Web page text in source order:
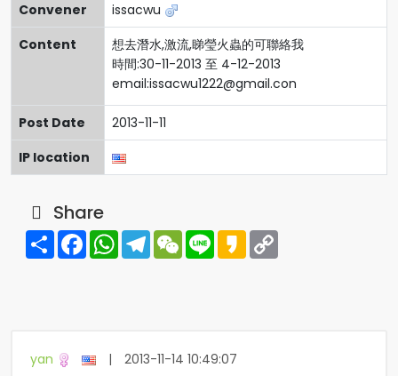
Convener
issacwu
Content
想去潛水,激流,睇瑩火蟲的可聯絡我
時間:30-11-2013 至 4-12-2013
email:issacwu1222@gmail.con
Post Date
2013-11-11
IP location
Share
Share FacebookWhatsAppTelegramWeChat
Line Kakao
yan | 2013-11-14 10:49:07